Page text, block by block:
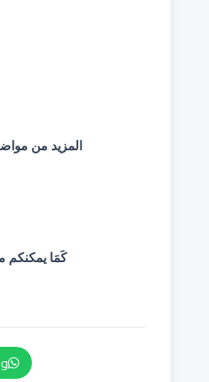
المزيد من
كَمَا يمكنكم